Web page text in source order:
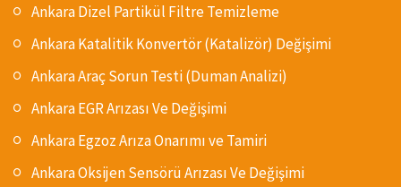
Ankara Dizel Partikül Filtre Temizleme
Ankara Katalitik Konvertör (Katalizör) Değişimi
Ankara Araç Sorun Testi (Duman Analizi)
Ankara EGR Arızası Ve Değişimi
Ankara Egzoz Arıza Onarımı ve Tamiri
Ankara Oksijen Sensörü Arızası Ve Değişimi